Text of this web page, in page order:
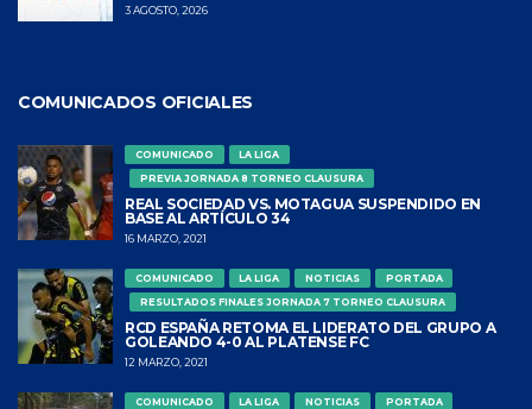
3 AGOSTO, 2026
COMUNICADOS OFICIALES
COMUNICADO
LA LIGA
PREVIA JORNADA 8 TORNEO CLAUSURA
REAL SOCIEDAD VS. MOTAGUA SUSPENDIDO EN
BASE AL ARTÍCULO 34
16 MARZO, 2021
COMUNICADO LA LIGA NOTICIAS
PORTADA
RESULTADOS FINALES JORNADA 7 TORNEO CLAUSURA
RCD ESPAÑA RETOMA EL LIDERATO DEL GRUPO A
GOLEANDO 4-0 AL PLATENSE FC
12 MARZO, 2021
COMUNICADO LA LIGA NOTICIAS
PORTADA